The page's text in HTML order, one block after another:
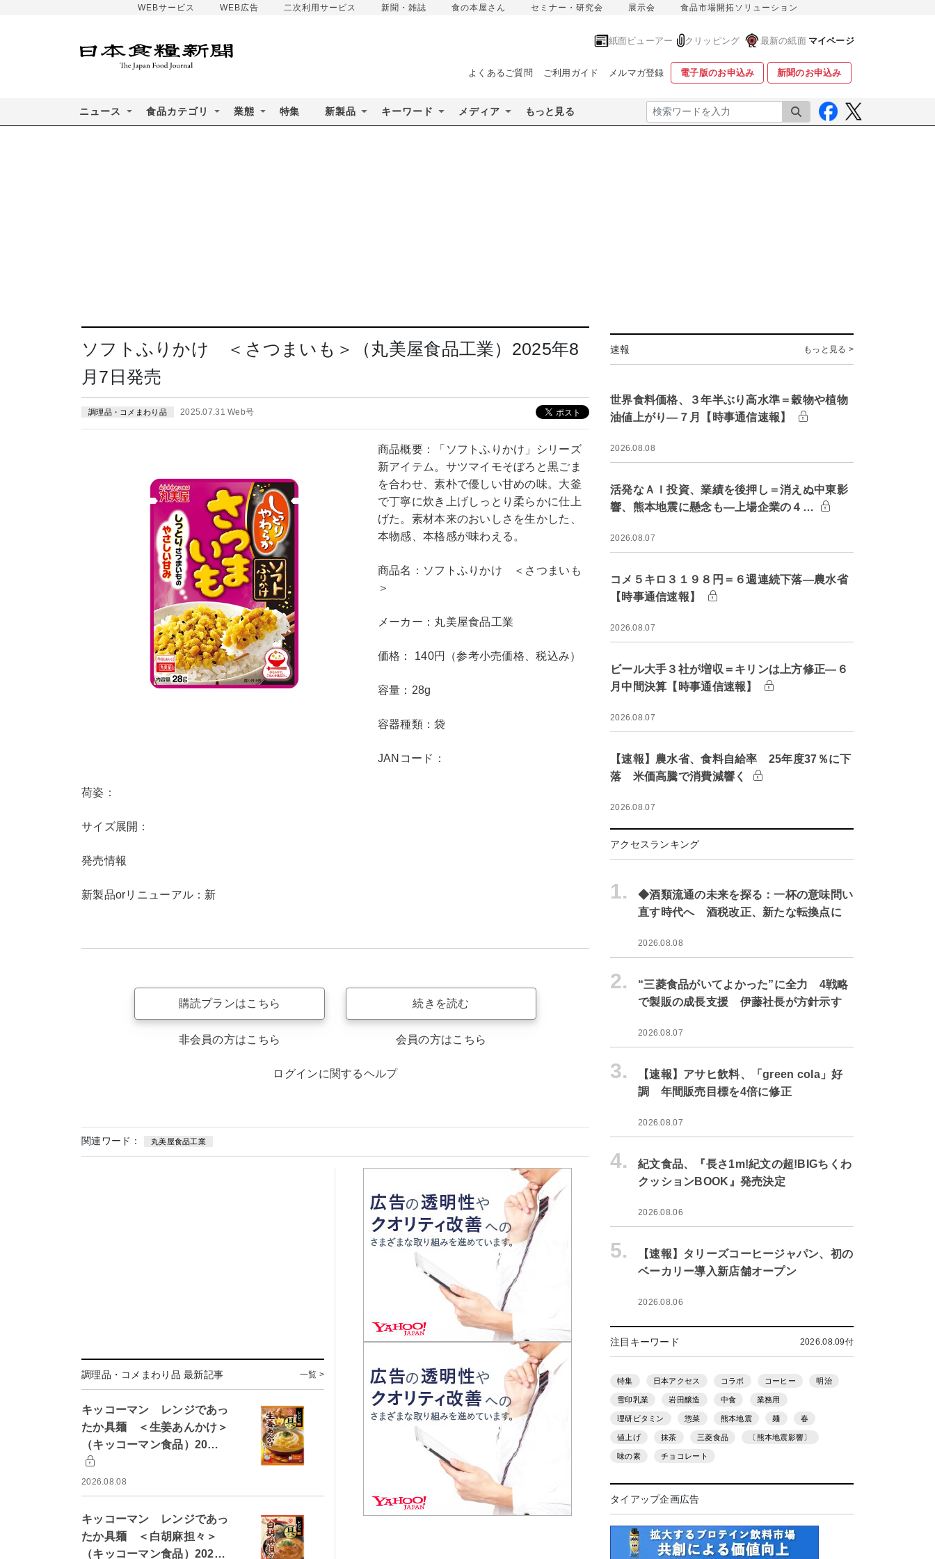
WEBサービス WEB広告 二次利用サービス 新聞・雑誌 食の本屋さん セミナー・研究会 展示会 食品市場開拓ソリューション
紙面ビューアー クリッピング 最新の紙面 マイページ
よくあるご質問 ご利用ガイド メルマガ登録 電子版のお申込み 新聞のお申込み
ニュース 食品カテゴリ 業態 特集 新製品 キーワード メディア もっと見る 検索
ソフトふりかけ ＜さつまいも＞（丸美屋食品工業）2025年8
月7日発売
調理品・コメまわり品 2025.07.31 Web号
商品概要：「ソフトふりかけ」シリーズ
新アイテム。サツマイモそぼろと黒ごま
を合わせ、素朴で優しい甘めの味。大釜
で丁寧に炊き上げしっとり柔らかに仕上
げた。素材本来のおいしさを生かした、
本物感、本格感が味わえる。
商品名：ソフトふりかけ ＜さつまいも
＞
メーカー：丸美屋食品工業
価格： 140円（参考小売価格、税込み）
容量：28g
容器種類：袋
JANコード：
荷姿：
サイズ展開：
発売情報
新製品orリニューアル：新
購読プランはこちら
非会員の方はこちら
続きを読む
会員の方はこちら
ログインに関するヘルプ
関連ワード： 丸美屋食品工業
調理品・コメまわり品 最新記事 一覧 >
キッコーマン レンジであっ
たか具麺 ＜生姜あんかけ＞
（キッコーマン食品）20…
2026.08.08
キッコーマン レンジであっ
たか具麺 ＜白胡麻担々＞
（キッコーマン食品）202…
速報 もっと見る >
世界食料価格、３年半ぶり高水準＝穀物や植物
油値上がり―７月【時事通信速報】
2026.08.08
活発なＡＩ投資、業績を後押し＝消えぬ中東影
響、熊本地震に懸念も―上場企業の４…
2026.08.07
コメ５キロ３１９８円＝６週連続下落―農水省
【時事通信速報】
2026.08.07
ビール大手３社が増収＝キリンは上方修正―６
月中間決算【時事通信速報】
2026.08.07
【速報】農水省、食料自給率 25年度37％に下
落 米価高騰で消費減響く
2026.08.07
アクセスランキング
1.
◆酒類流通の未来を探る：一杯の意味問い
直す時代へ 酒税改正、新たな転換点に
2026.08.08
2.
“三菱食品がいてよかった”に全力 4戦略
で製販の成長支援 伊藤社長が方針示す
2026.08.07
3.
【速報】アサヒ飲料、「green cola」好
調 年間販売目標を4倍に修正
2026.08.07
4.
紀文食品、『長さ1m!紀文の超!BIGちくわ
クッションBOOK』発売決定
2026.08.06
5.
【速報】タリーズコーヒージャパン、初の
ベーカリー導入新店舗オープン
2026.08.06
注目キーワード 2026.08.09付
特集 日本アクセス コラボ コーヒー 明治
雪印乳業 岩田醸造 中食 業務用
理研ビタミン 惣菜 熊本地震 麺 春
値上げ 抹茶 三菱食品 〔熊本地震影響〕
味の素 チョコレート
タイアップ企画広告